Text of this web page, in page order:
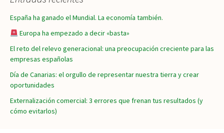
España ha ganado el Mundial. La economía también.
Europa ha empezado a decir «basta»
El reto del relevo generacional: una preocupación creciente para las
empresas españolas
Día de Canarias: el orgullo de representar nuestra tierra y crear
oportunidades
Externalización comercial: 3 errores que frenan tus resultados (y
cómo evitarlos)